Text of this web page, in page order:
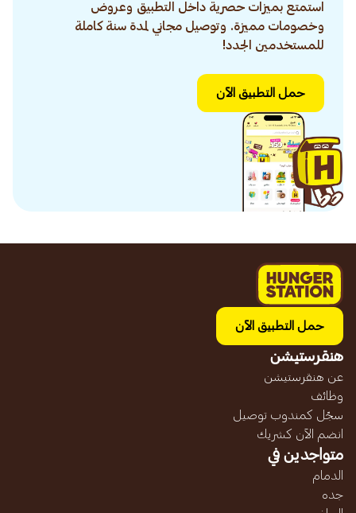
استمتع بميزات حصرية داخل التطبيق وعروض
وخصومات مميزة. وتوصيل مجاني لمدة سنة كاملة
للمستخدمين الجدد!
حمل التطبيق الآن
حمل التطبيق الآن
هنقرستيشن
عن هنقرستيشن
وظائف
سجّل كمندوب توصيل
انضم الآن كشريك
متواجدين في
الدمام
جده